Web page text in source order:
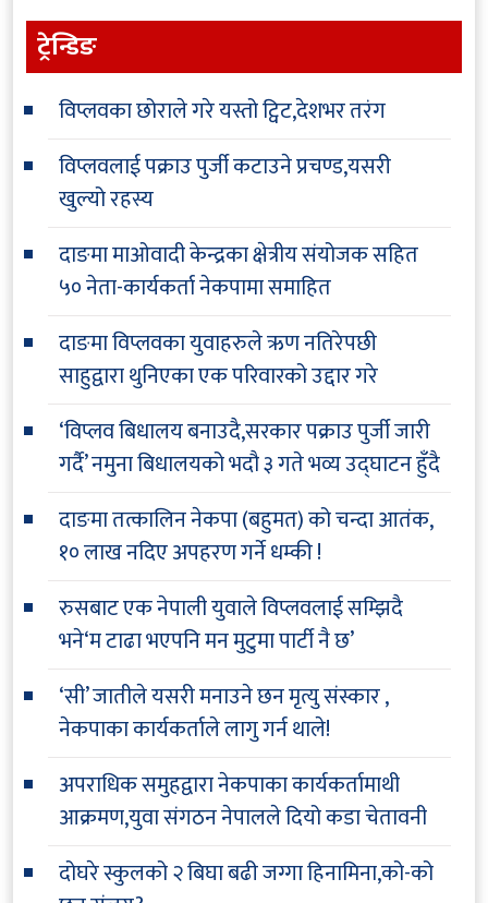
ट्रेन्डिङ
विप्लवका छोराले गरे यस्तो ट्विट,देशभर तरंग
विप्लवलाई पक्राउ पुर्जी कटाउने प्रचण्ड,यसरी
खुल्यो रहस्य
दाङमा माओवादी केन्द्रका क्षेत्रीय संयोजक सहित
५० नेता-कार्यकर्ता नेकपामा समाहित
दाङमा विप्लवका युवाहरुले ऋण नतिरेपछी
साहुद्वारा थुनिएका एक परिवारको उद्दार गरे
‘विप्लव बिधालय बनाउदै,सरकार पक्राउ पुर्जी जारी
गर्दै’ नमुना बिधालयको भदौ ३ गते भव्य उद्घाटन हुँदै
दाङमा तत्कालिन नेकपा (बहुमत) को चन्दा आतंक,
१० लाख नदिए अपहरण गर्ने धम्की !
रुसबाट एक नेपाली युवाले विप्लवलाई सम्झिदै
भने‘म टाढा भएपनि मन मुटुमा पार्टी नै छ’
‘सी’ जातीले यसरी मनाउने छन मृत्यु संस्कार ,
नेकपाका कार्यकर्ताले लागु गर्न थाले!
अपराधिक समुहद्वारा नेकपाका कार्यकर्तामाथी
आक्रमण,युवा संगठन नेपालले दियो कडा चेतावनी
दोघरे स्कुलको २ बिघा बढी जग्गा हिनामिना,को-को